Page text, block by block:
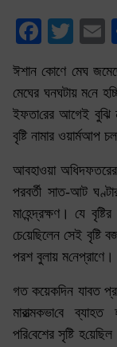
ঈশান কোণে মেঘ
মেঘের ঘনঘটায় ম‌নে
ইফতা‌রের আগেই বু‌ঝি
বৃ‌ষ্টি নামার ওয়ার্মআপ
আবহাওয়া
পরবর্তী সাত-আট
মা‌হেন্দ্রক্ষণ। যে
চে‌য়ে‌ছিলেন সেই বৃষ্টি
পরশ বুলায় ম‌নেপ্রাণে।
গত কয়েকদিন যাবত
মারাত্মকভা‌বে
প‌রি‌বেশের সৃ‌ষ্টি